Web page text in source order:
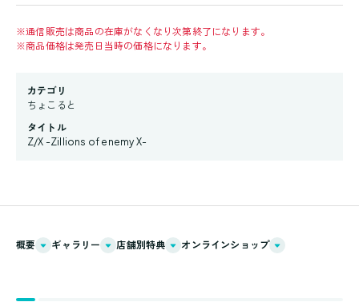
※通信販売は商品の在庫がなくなり次第終了になります。
※商品価格は発売日当時の価格になります。
カテゴリ
ちょこると
タイトル
Z/X -Zillions of enemy X-
概要 ギャラリー 店舗別特典 オンラインショップ